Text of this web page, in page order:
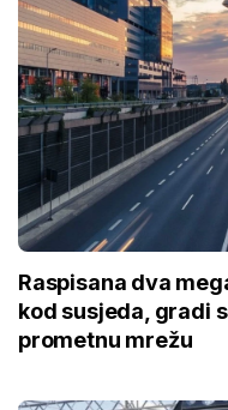
Raspisana dva
kod susjeda, gradi
prometnu mrežu